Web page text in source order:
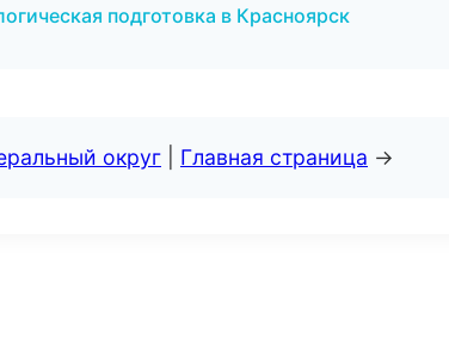
подготовка в Красноярск
округ Главная страница →